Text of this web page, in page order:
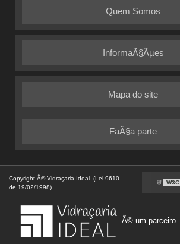
Quem Somos
InformaÃ§Ãµes
Mapa do site
FaÃ§a parte
Copyright Â© Vidraçaria Ideal. (Lei 9610
de 19/02/1998)
W3C
Ã© um parceiro